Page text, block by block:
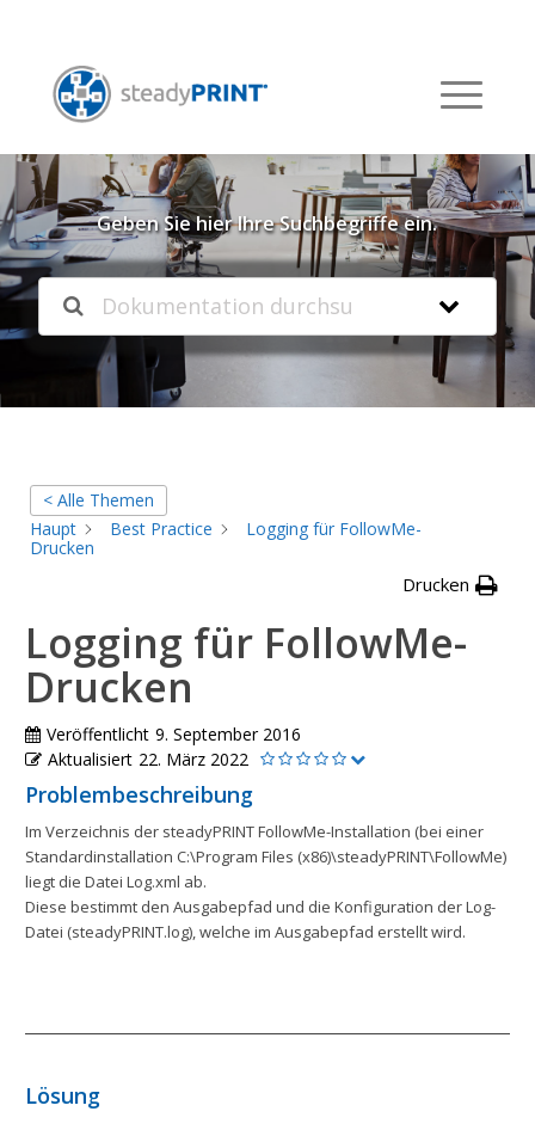
Willkommen in unserer
Knowledgebase
Geben Sie hier Ihre Suchbegriffe ein.
< Alle Themen
Haupt
Best Practice
Logging für FollowMe-
Drucken
Drucken
Logging für FollowMe-
Drucken
Veröffentlicht 9. September 2016
Aktualisiert 22. März 2022
Problembeschreibung
Im Verzeichnis der steadyPRINT FollowMe-Installation (bei einer
Standardinstallation C:\Program Files (x86)\steadyPRINT\FollowMe)
liegt die Datei Log.xml ab.
Diese bestimmt den Ausgabepfad und die Konfiguration der Log-
Datei (steadyPRINT.log), welche im Ausgabepfad erstellt wird.
Lösung